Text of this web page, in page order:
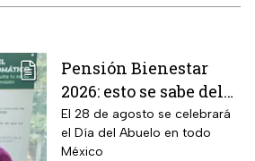
Pensión Bienestar
2026: esto se sabe del
pago por el Día del
Abuelo en agosto
El 28 de agosto se celebrará
el Día del Abuelo en todo
México